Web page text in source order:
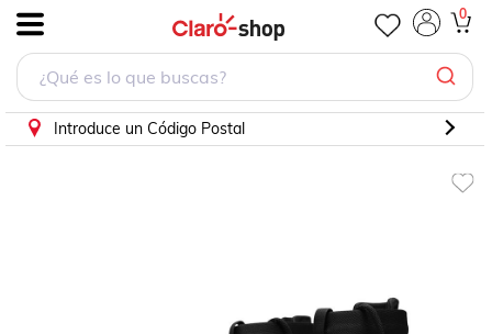
0
Introduce un Código Postal